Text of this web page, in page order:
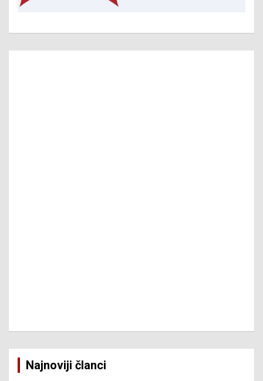
Najnoviji članci